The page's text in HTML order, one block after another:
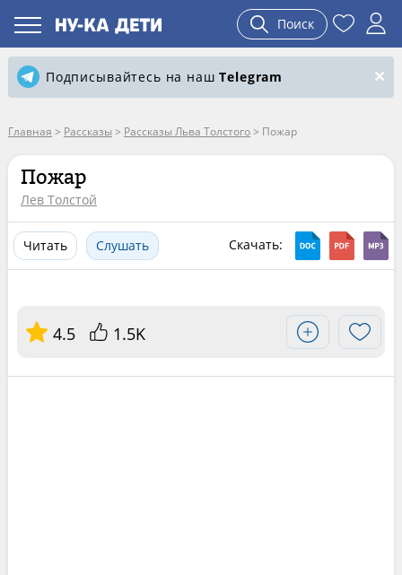
Поиск
Подписывайтесь на нашTelegram
Главная > Рассказы > Рассказы Льва Толстого> Пожар
Пожар
Лев Толстой
Читать Слушать Скачать:
4.5 1.5K